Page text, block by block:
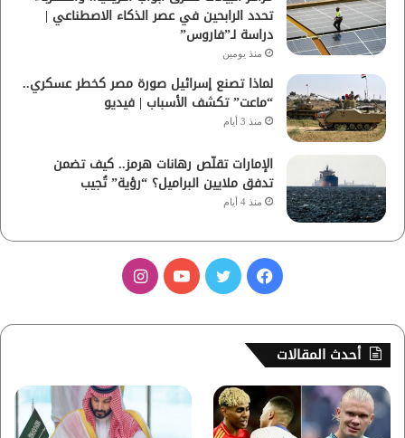
تحدد الرابحين في عصر الذكاء الاصطناعي |
دراسة لـ”فاروس”
منذ يومين
لماذا تصنع إسرائيل صورة مصر كخطر عسكري..
“ماعت” تكشف الأسباب | فيديو
منذ 3 أيام
الإمارات تقلّص رهانات هرمز.. كيف تضمن
تدفق ملايين البراميل؟ “رؤية” تُجيب
منذ 4 أيام
س
ب
و
ي
ت
ق
أحدث المقالات